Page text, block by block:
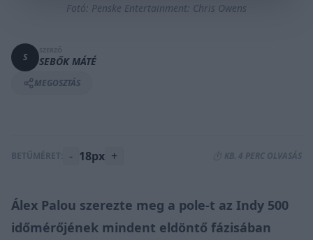
Fotó: Penske Entertainment: Chris Owens
S SEBŐK MÁTÉ
MEGOSZTÁS
BETŰMÉRET: - 18px + ⏱️ KB. 4 PERC OLVASÁS
Álex Palou szerezte meg a pole-t az Indy 500
időmérőjének mindent eldöntő fázisában